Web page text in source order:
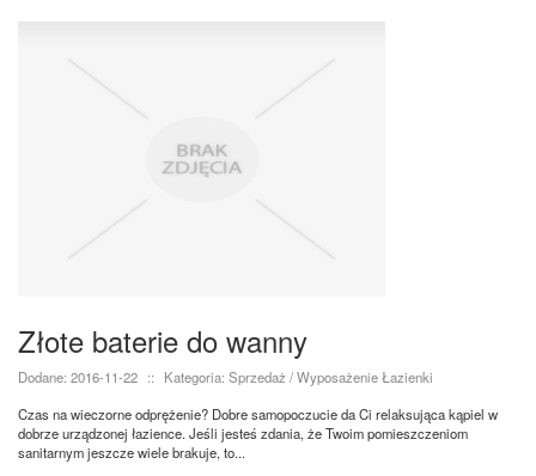
Złote baterie do wanny
Dodane: 2016-11-22 ::
Kategoria: Sprzedaż / Wyposażenie Łazienki
Czas na wieczorne odprężenie? Dobre samopoczucie da Ci relaksująca kąpiel w
dobrze urządzonej łazience. Jeśli jesteś zdania, że Twoim pomieszczeniom
sanitarnym jeszcze wiele brakuje, to...